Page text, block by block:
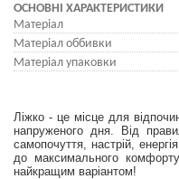
ОСНОВНІ ХАРАКТЕРИСТИКИ
Матеріал
Матеріал оббивки
Матеріал упаковки
Ліжко - це місце для
напруженого дня. Від
самопочуття, настрій,
до максимального
найкращим варіантом!